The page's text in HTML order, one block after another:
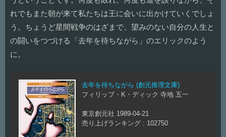
れでもまた朝が来て私たちは王に会いに出かけていくでしょ
う。ちょうど星間戦争のはざまで、望みのない自分の人生と
の闘いをつづける「去年を待ちながら」のエリックのよう
に。
去年を待ちながら (創元推理文庫)
フィリップ・K・ディック 寺地 五一
東京創元社 1989-04-21
売り上げランキング : 102750